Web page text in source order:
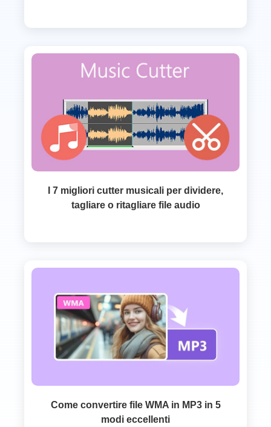
I 7 migliori cutter musicali per dividere,
tagliare o ritagliare file audio
Come convertire file WMA in MP3 in 5
modi eccellenti